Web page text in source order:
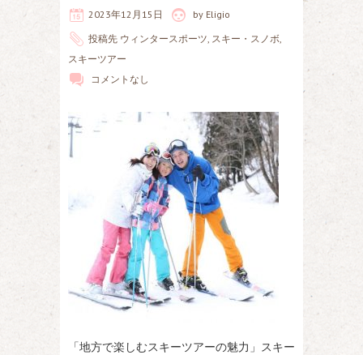
2023年12月15日 by Eligio
投稿先 ウィンタースポーツ, スキー・スノボ,
スキーツアー
コメントなし
「地方で楽しむスキーツアーの魅力」スキー